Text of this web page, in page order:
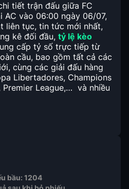
tiết trận đấu giữa FC
AC vào 06:00 ngày 06/07,
liên tục, tin tức mới nhất,
kê đối đầu, tỷ lệ kèo
cấp tỷ số trực tiếp từ
cầu, bao gồm tất cả các
cùng các giải đấu hàng
Libertadores, Champions
Premier League,… và nhiều
bầu: 1204